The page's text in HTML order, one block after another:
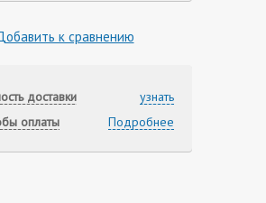
к сравнению
доставки
узнать
оплаты
Подробнее